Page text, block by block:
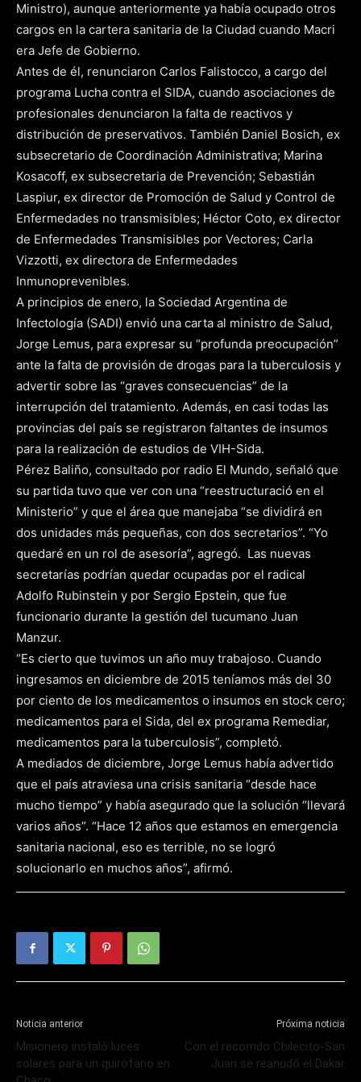
Ministro), aunque anteriormente ya había ocupado otros
cargos en la cartera sanitaria de la Ciudad cuando Macri
era Jefe de Gobierno.
Antes de él, renunciaron Carlos Falistocco, a cargo del
programa Lucha contra el SIDA, cuando asociaciones de
profesionales denunciaron la falta de reactivos y
distribución de preservativos. También Daniel Bosich, ex
subsecretario de Coordinación Administrativa; Marina
Kosacoff, ex subsecretaria de Prevención; Sebastián
Laspiur, ex director de Promoción de Salud y Control de
Enfermedades no transmisibles; Héctor Coto, ex director
de Enfermedades Transmisibles por Vectores; Carla
Vizzotti, ex directora de Enfermedades
Inmunoprevenibles.
A principios de enero, la Sociedad Argentina de
Infectología (SADI) envió una carta al ministro de Salud,
Jorge Lemus, para expresar su “profunda preocupación”
ante la falta de provisión de drogas para la tuberculosis y
advertir sobre las “graves consecuencias” de la
interrupción del tratamiento. Además, en casi todas las
provincias del país se registraron faltantes de insumos
para la realización de estudios de VIH-Sida.
Pérez Baliño, consultado por radio El Mundo, señaló que
su partida tuvo que ver con una “reestructuració en el
Ministerio” y que el área que manejaba “se dividirá en
dos unidades más pequeñas, con dos secretarios”. “Yo
quedaré en un rol de asesoría”, agregó. Las nuevas
secretarías podrían quedar ocupadas por el radical
Adolfo Rubinstein y por Sergio Epstein, que fue
funcionario durante la gestión del tucumano Juan
Manzur.
“Es cierto que tuvimos un año muy trabajoso. Cuando
ingresamos en diciembre de 2015 teníamos más del 30
por ciento de los medicamentos o insumos en stock cero;
medicamentos para el Sida, del ex programa Remediar,
medicamentos para la tuberculosis”, completó.
A mediados de diciembre, Jorge Lemus había advertido
que el país atraviesa una crisis sanitaria “desde hace
mucho tiempo” y había asegurado que la solución “llevará
varios años”. “Hace 12 años que estamos en emergencia
sanitaria nacional, eso es terrible, no se logró
solucionarlo en muchos años”, afirmó.
Noticia anterior
Misionero instaló luces
solares para un quirófano en
Próxima noticia
Con el recorrido Chilecito-San
Juan se reanudó el Dakar